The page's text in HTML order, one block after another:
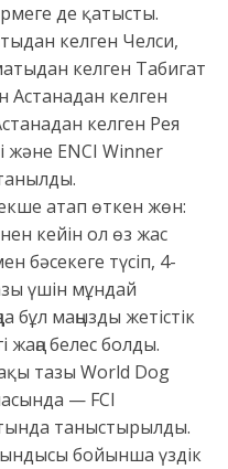
де қатысты.
келген Челси,
келген Табигат
Астанадан келген
келген Рея
және ENCI Winner
атап өткен жөн:
кейін ол өз жас
бәсекеге түсіп, 4-
үшін мұндай
бұл маңызды жетістік
жаңа белес болды.
тазы World Dog
— FCI
таныстырылды.
бойынша үздік